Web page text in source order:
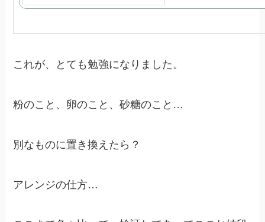
これが、とても勉強になりました。
粉のこと、卵のこと、砂糖のこと…
別なものに置き換えたら？
アレンジの仕方…